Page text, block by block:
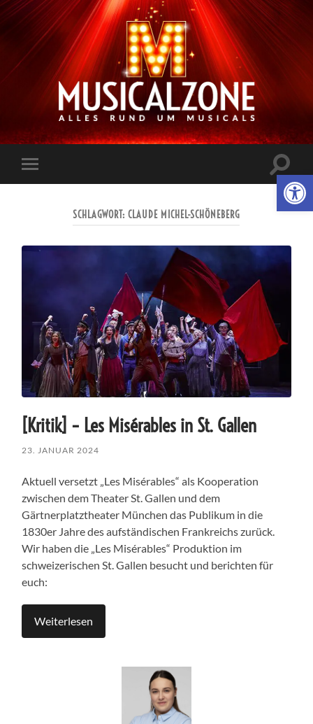
Musicalzone.de
Mobile-
Menü
ein-/
SCHLAGWORT:CLAUDE MICHEL-SCHÖNEBERG
[Kritik] – Les Misérables in St. Gallen
23. JANUAR 2024
Aktuell versetzt „Les Misérables“ als Kooperation
zwischen dem Theater St. Gallen und dem
Gärtnerplatztheater München das Publikum in die
1830er Jahre des aufständischen Frankreichs zurück.
Wir haben die „Les Misérables“ Produktion im
schweizerischen St. Gallen besucht und berichten für
euch:
Weiterlesen